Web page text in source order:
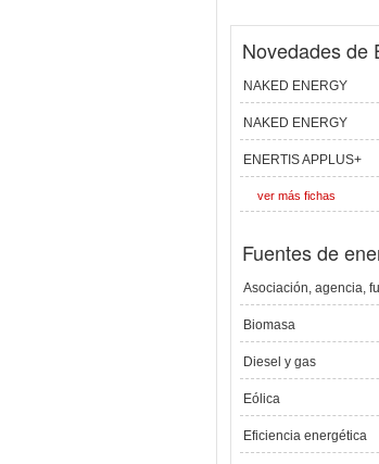
Novedades de
NAKED ENERGY
NAKED ENERGY
ENERTIS APPLUS+
ver más fichas
Fuentes de
Asociación, agencia,
Biomasa
Diesel y gas
Eólica
Eficiencia energética